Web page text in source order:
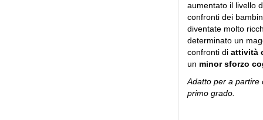
aumentato il livello
confronti dei
diventate molto
determinato un
confronti di attività
un minor sforzo
Adatto per a partire
primo grado.